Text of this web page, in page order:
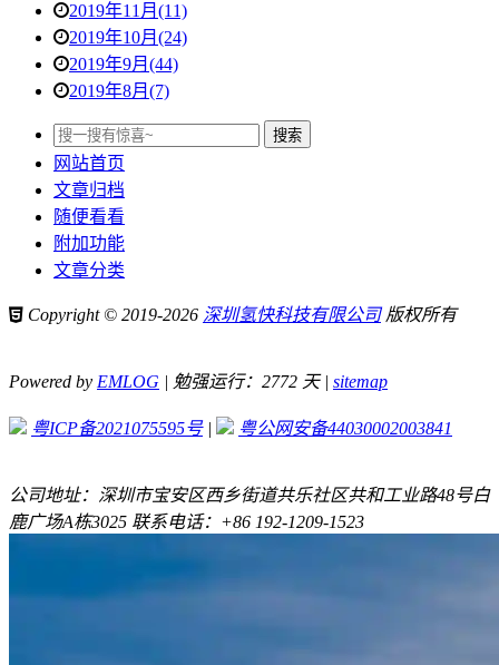
2019年11月(11)
2019年10月(24)
2019年9月(44)
2019年8月(7)
网站首页
文章归档
随便看看
附加功能
文章分类
Copyright © 2019-2026 深圳氢快科技有限公司版权所有
Powered by EMLOG | 勉强运行：2772 天 | sitemap
粤ICP备2021075595号| 粤公网安备44030002003841
公司地址：深圳市宝安区西乡街道共乐社区共和工业路48号白
鹿广场A栋3025 联系电话：+86 192-1209-1523